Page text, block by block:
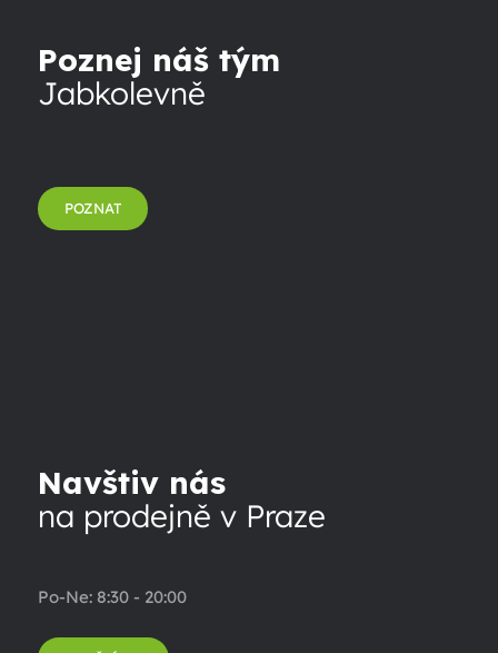
Poznej náš tým
Jabkolevně
POZNAT
Navštiv nás
na prodejně v Praze
Po-Ne: 8:30 - 20:00